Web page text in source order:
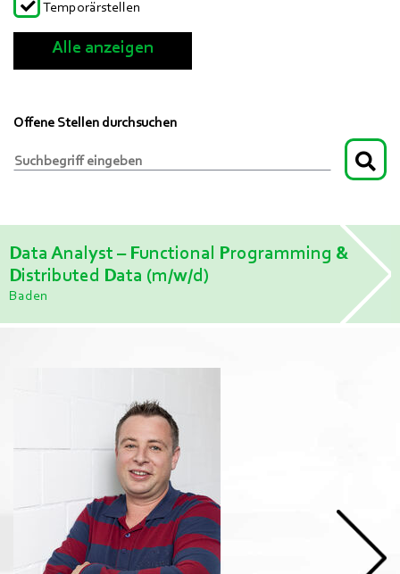
Temporärstellen
Alle anzeigen
Offene Stellen durchsuchen
Data Analyst – Functional Programming &
Distributed Data (m/w/d)
Baden